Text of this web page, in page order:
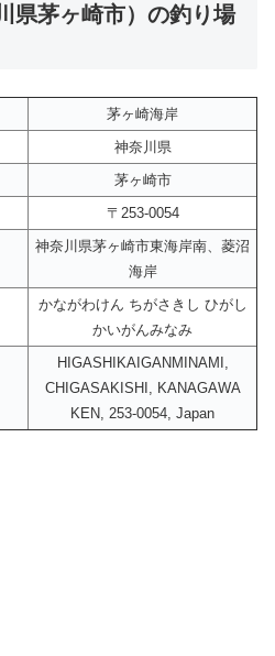
県茅ヶ崎市）の釣り場
茅ヶ崎海岸
神奈川県
茅ヶ崎市
〒253-0054
神奈川県茅ヶ崎市東海岸南、菱沼
海岸
かながわけん ちがさきし ひがし
かいがんみなみ
HIGASHIKAIGANMINAMI,
CHIGASAKISHI, KANAGAWA
KEN, 253-0054, Japan